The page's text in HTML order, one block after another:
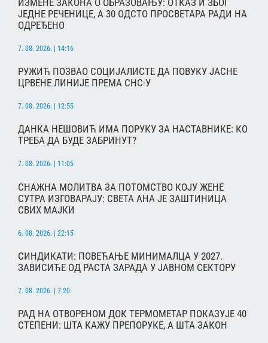
ИЗМЕНЕ ЗАКОНА О ОБРАЗОВАЊУ: ОТКАЗ И ЗБОГ
ЈЕДНЕ РЕЧЕНИЦЕ, А 30 ОДСТО ПРОСВЕТАРА РАДИ НА
ОДРЕЂЕНО
7. 08. 2026. | 14:16
РУЖИЋ ПОЗВАО СОЦИЈАЛИСТЕ ДА ПОВУКУ ЈАСНЕ
ЦРВЕНЕ ЛИНИЈЕ ПРЕМА СНС-У
7. 08. 2026. | 12:55
ДАНКА НЕШОВИЋ ИМА ПОРУКУ ЗА НАСТАВНИКЕ: КО
ТРЕБА ДА БУДЕ ЗАБРИНУТ?
7. 08. 2026. | 11:05
СНАЖНА МОЛИТВА ЗА ПОТОМСТВО КОЈУ ЖЕНЕ
СУТРА ИЗГОВАРАЈУ: СВЕТА АНА ЈЕ ЗАШТИНИЦА
СВИХ МАЈКИ
6. 08. 2026. | 22:15
СИНДИКАТИ: ПОВЕЋАЊЕ МИНИМАЛЦА У 2027.
ЗАВИСИЋЕ ОД РАСТА ЗАРАДА У ЈАВНОМ СЕКТОРУ
7. 08. 2026. | 7:20
РАД НА ОТВОРЕНОМ ДОК ТЕРМОМЕТАР ПОКАЗУЈЕ 40
СТЕПЕНИ: ШТА КАЖУ ПРЕПОРУКЕ, А ШТА ЗАКОН